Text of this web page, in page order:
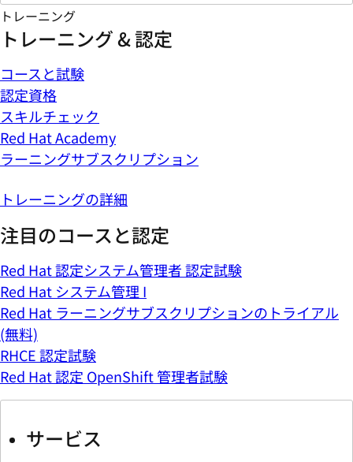
トレーニング
トレーニング & 認定
コースと試験
認定資格
スキルチェック
Red Hat Academy
ラーニングサブスクリプション
トレーニングの詳細
注目のコースと認定
Red Hat 認定システム管理者 認定試験
Red Hat システム管理 I
Red Hat ラーニングサブスクリプションのトライアル
(無料)
RHCE 認定試験
Red Hat 認定 OpenShift 管理者試験
サービス